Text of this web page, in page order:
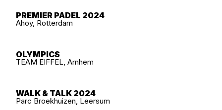
PREMIER PADEL 2024
Ahoy, Rotterdam
OLYMPICS
TEAM EIFFEL, Arnhem
WALK & TALK 2024
Parc Broekhuizen, Leersum